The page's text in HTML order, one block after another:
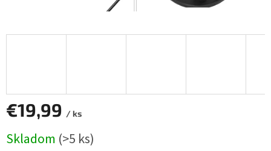
€19,99 / ks
cena:
Skladom (>5 ks)